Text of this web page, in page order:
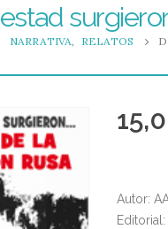
NARRATIVA, RELATOS
Autor:
Editorial: